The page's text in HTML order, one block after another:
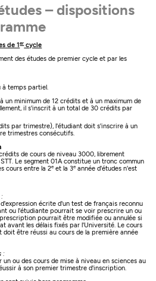
– dispositions
de 1ercycle
des études de premier cycle et par les
à temps partiel.
un minimum de 12 crédits et à un maximum de
il s'inscrit à un total de 30 crédits par
par trimestre), l'étudiant doit s'inscrire à un
trimestres consécutifs.
de cours de niveau 3000, librement
Le segment 01A constitue un tronc commun
cours entre la 2e et la 3e année d'études n'est
:
écrite d'un test de français reconnu
ou l'étudiante pourrait se voir prescrire un ou
pourrait être modifiée ou annulée si
avant les délais fixés par l'Université. Le cours
être réussi au cours de la première année
:
ou des cours de mise à niveau en sciences au
à son premier trimestre d'inscription.